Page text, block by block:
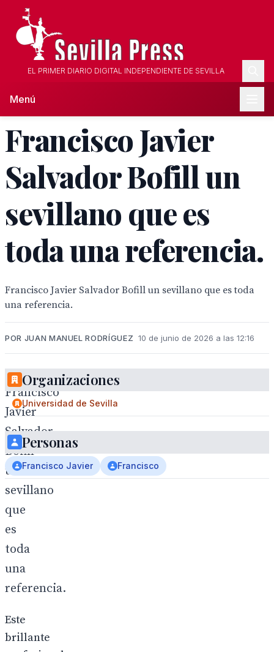
EL PRIMER DIARIO DIGITAL INDEPENDIENTE DE SEVILLA
Menú
Francisco Javier
Salvador Bofill un
sevillano que es
toda una referencia.
Francisco Javier Salvador Bofill un sevillano que es toda
una referencia.
POR JUAN MANUEL RODRÍGUEZ 10 de junio de 2026 a las 12:16
Francisco
Javier
Salvador
Bofill
un
sevillano
que
es
toda
una
referencia.
Este
brillante
Organizaciones
Universidad de Sevilla
Personas
Francisco Javier Francisco